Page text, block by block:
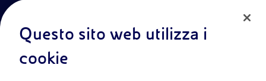
Cookie Policy
Questo sito web utilizza i
cookie